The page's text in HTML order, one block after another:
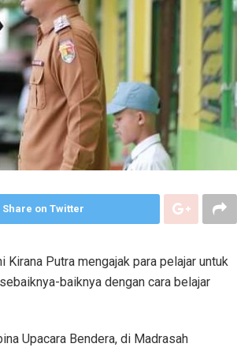
Share on Twitter
Kirana Putra mengajak para pelajar untuk
baiknya dengan cara belajar
Upacara Bendera, di Madrasah